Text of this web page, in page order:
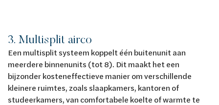
3. Multisplit airco
Een multisplit systeem koppelt één buitenunit aan
meerdere binnenunits (tot 8). Dit maakt het een
bijzonder kosteneffectieve manier om verschillende
kleinere ruimtes, zoals slaapkamers, kantoren of
studeerkamers, van comfortabele koelte of warmte te